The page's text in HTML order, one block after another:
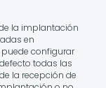
la implantación
en
configurar
todas las
la recepción de